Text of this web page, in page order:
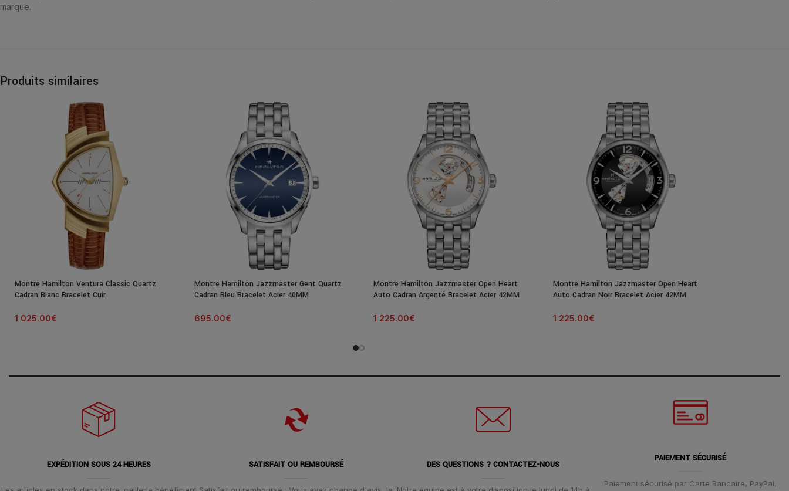
marque.
Produits similaires
Montre Hamilton Ventura Classic Quartz
Cadran Blanc Bracelet Cuir
1 025.00€
Montre Hamilton Jazzmaster Gent Quartz
Cadran Bleu Bracelet Acier 40MM
695.00€
Montre Hamilton Jazzmaster Open Heart
Auto Cadran Argenté Bracelet Acier 42MM
1 225.00€
Montre Hamilton Jazzmaster Open Heart
Auto Cadran Noir Bracelet Acier 42MM
1 225.00€
EXPÉDITION SOUS 24 HEURES SATISFAIT OU REMBOURSÉ DES QUESTIONS ? CONTACTEZ-NOUS
PAIEMENT SÉCURISÉ
Paiement sécurisé par Carte Bancaire, PayPal,